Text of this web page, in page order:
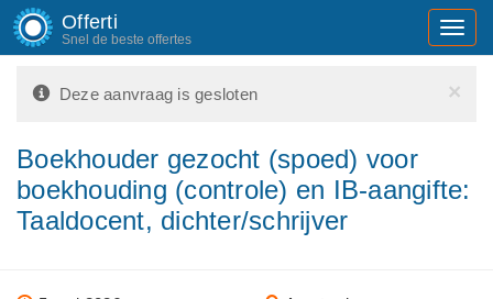
Offerti
Snel de beste offertes
×
Deze aanvraag is gesloten
Boekhouder gezocht (spoed) voor
boekhouding (controle) en IB-aangifte:
Taaldocent, dichter/schrijver